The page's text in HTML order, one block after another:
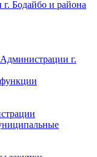
Бодайбо и района
г.